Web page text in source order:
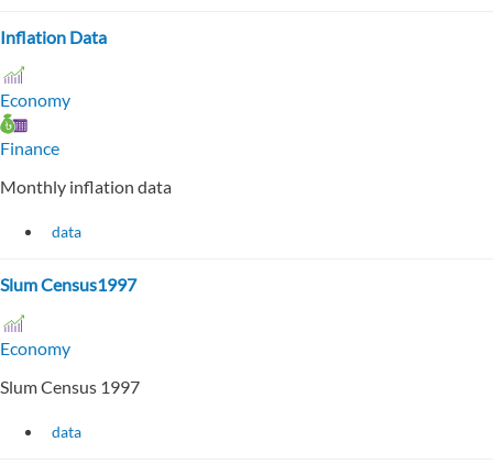
Inflation Data
Economy
Finance
Monthly inflation data
data
Slum Census1997
Economy
Slum Census 1997
data